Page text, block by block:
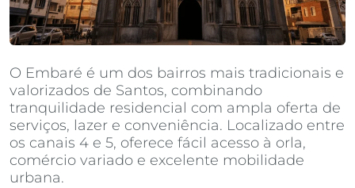
O Embaré é um dos bairros mais tradicionais e
valorizados de Santos, combinando
tranquilidade residencial com ampla oferta de
serviços, lazer e conveniência. Localizado entre
os canais 4 e 5, oferece fácil acesso à orla,
comércio variado e excelente mobilidade
urbana.